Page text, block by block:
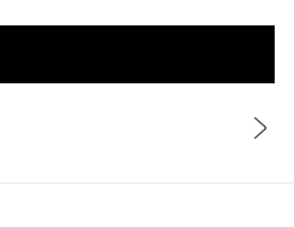
Dulcis (Orange) Peel